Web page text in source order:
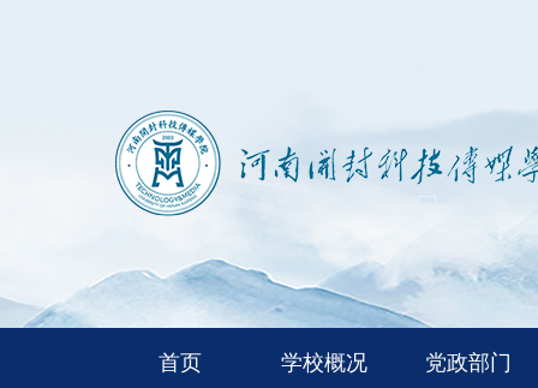
首页 学校概况 党政部门